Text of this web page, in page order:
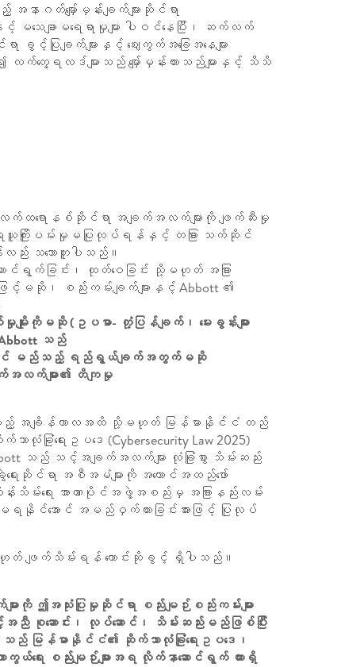
ာဂတ်မျှော်မှန်းချက်များဆိုင်ရာ
သေချာမရေရာမှုများ ပါဝင်နေပြီး၊ ဆက်လက်
ြုချက်များနှင့် ဈေးကွက်အခြေအနေများ
တွေ့ရလဒ်များသည် မျှော်မှန်းထားသည်များနှင့် သိသိ
အီလက်ထရောနစ်ဆိုင်ရာ အချက်အလက်များကို ဖျက်ဆီးမှု
ယူကြိုးပမ်းမှုမပြုလုပ်ရန်နှင့် တခြား သက်ဆိုင်
း သဘောတူပါသည်။
ာင်ရွက်ခြင်း၊ ထုတ်ဝေခြင်း သို့မဟုတ် အခြား
င့်မဆို၊ စည်းကမ်းချက်များနှင့် Abbott ၏
းကိုမဆို (ဥပမာ- တုံ့ပြန်ချက်၊ မေးခွန်းများ
သည်
ါအဝင် မည်သည့် ရည်ရွယ်ချက်အတွက်မဆို
လက်များ၏ တိကျမှု
သည့် အချိန်ကာလအထိ သို့မဟုတ် မြန်မာနိုင်ငံ တည်
ခြုံရေးဥပဒေ (Cybersecurity Law 2025)
သည် သင့်အချက်အလက်များ လုံခြုံစွာ သိမ်းဆည်း
ဆိုင်ရာ အစီအမံများကို အကောင်အထည်ဖော်
းရေး အာဏာပိုင်အဖွဲ့အစည်းမှ အခြားနည်းလမ်း
အောင် အမည်ဝှက်ထားခြင်းအားဖြင့် ပြုလုပ်
တ် ဖျက်သိမ်းရန် တောင်းဆိုခွင့် ရှိပါသည်။
အသုံးပြုမှုဆိုင်ရာ စည်းမျဉ်းစည်းကမ်းများ
င့်အညီ စုဆောင်း၊ လုပ်ဆောင်၊ သိမ်းဆည်းမည်ဖြစ်ပြီး
ည် မြန်မာနိုင်ငံ၏ ဆိုက်ဘာလုံခြုံရေးဥပဒေ၊
စည်းမျဉ်းများအရ လိုက်နာဆောင်ရွက် ထားရှိ